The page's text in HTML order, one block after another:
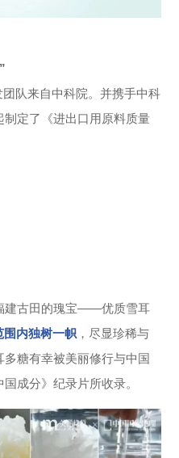
队来自中科院。并携手中科
定了《进出口用原料质量
建古田的瑰宝——优质雪耳
围内独树一帜 ，尽显珍稀与
糖有幸被美丽修行与中国
成分》纪录片所收录。